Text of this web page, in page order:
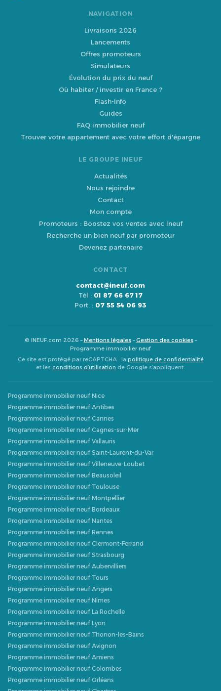
NAVIGATION
Livraisons 2026
Lancements
Offres promoteurs
Simulateurs
Évolution du prix du neuf
Où habiter / investir en France ?
Flash-Info
Guides
FAQ immobilier neuf
Trouver votre appartement avec votre effort d'épargne
LE GROUPE INEUF
Actualités
Nous rejoindre
Contact
Mon compte
Promoteurs : Boostez vos ventes avec Ineuf
Recherche un bien neuf par promoteur
Devenez partenaire
CONTACT
contact@ineuf.com
Tél : 01 87 66 67 17
Port. : 07 55 54 06 93
© INEUF.com 2026 –Mentions légales–Gestion des cookies–
Programme immobilier neuf
Ce site est protégé par reCAPTCHA : la politique de confidentialité
et les conditions d’utilisation de Google s’appliquent.
Programme immobilier neuf Nice
Programme immobilier neuf Antibes
Programme immobilier neuf Cannes
Programme immobilier neuf Cagnes-sur-Mer
Programme immobilier neuf Vallauris
Programme immobilier neuf Saint-Laurent-du-Var
Programme immobilier neuf Villeneuve-Loubet
Programme immobilier neuf Beausoleil
Programme immobilier neuf Toulouse
Programme immobilier neuf Montpellier
Programme immobilier neuf Bordeaux
Programme immobilier neuf Nantes
Programme immobilier neuf Rennes
Programme immobilier neuf Clermont-Ferrand
Programme immobilier neuf Strasbourg
Programme immobilier neuf Aubervilliers
Programme immobilier neuf Tours
Programme immobilier neuf Angers
Programme immobilier neuf Nîmes
Programme immobilier neuf La Rochelle
Programme immobilier neuf Lyon
Programme immobilier neuf Thonon-les-Bains
Programme immobilier neuf Avignon
Programme immobilier neuf Amiens
Programme immobilier neuf Colombes
Programme immobilier neuf Orléans